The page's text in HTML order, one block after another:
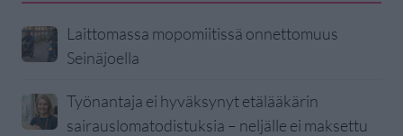
Laittomassa mopomiitissä onnettomuus
Seinäjoella
Työnantaja ei hyväksynyt etälääkärin
sairauslomatodistuksia – neljälle ei maksettu